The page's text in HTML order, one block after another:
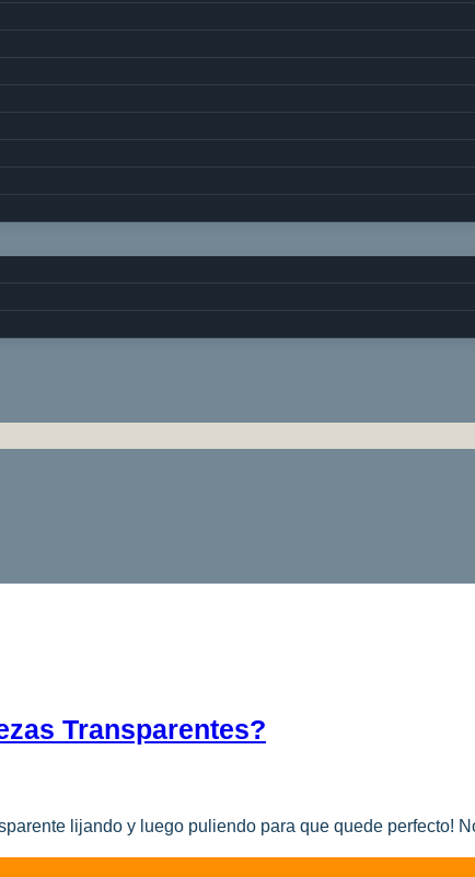
Transparentes?
lijando y luego puliendo para que quede perfecto!